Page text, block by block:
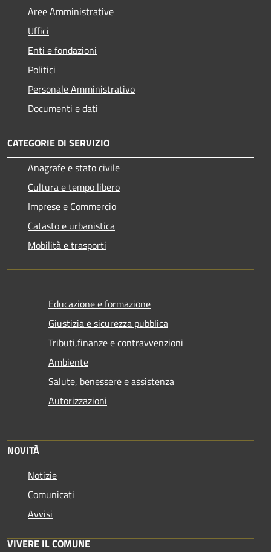
Aree Amministrative
Uffici
Enti e fondazioni
Politici
Personale Amministrativo
Documenti e dati
CATEGORIE DI SERVIZIO
Anagrafe e stato civile
Cultura e tempo libero
Imprese e Commercio
Catasto e urbanistica
Mobilità e trasporti
Educazione e formazione
Giustizia e sicurezza pubblica
Tributi,finanze e contravvenzioni
Ambiente
Salute, benessere e assistenza
Autorizzazioni
NOVITÀ
Notizie
Comunicati
Avvisi
VIVERE IL COMUNE